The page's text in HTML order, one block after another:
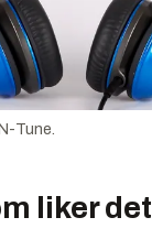
Tune.
liker